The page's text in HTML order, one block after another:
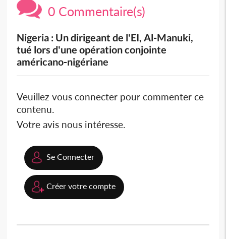
0 Commentaire(s)
Nigeria : Un dirigeant de l'EI, Al-Manuki,
tué lors d'une opération conjointe
américano-nigériane
Veuillez vous connecter pour commenter ce
contenu.
Votre avis nous intéresse.
Se Connecter
Créer votre compte